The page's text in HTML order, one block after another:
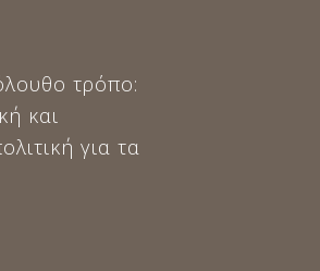
τρόπο:
και
για τα